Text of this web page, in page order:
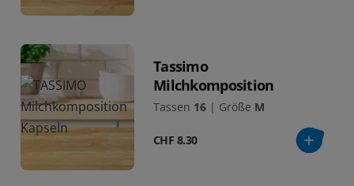
Tassimo
Milchkomposition
Tassen 16 | Größe M
CHF 8.30